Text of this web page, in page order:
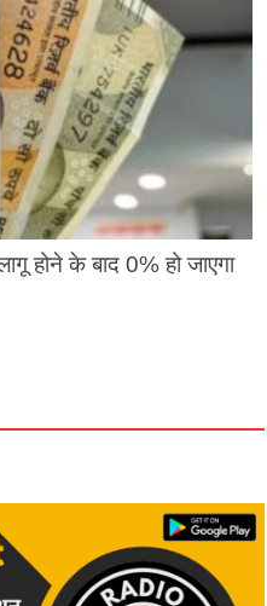
होने के बाद 0% हो जाएगा